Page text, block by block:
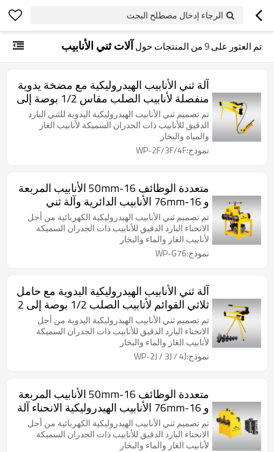
الرجاء إدخال مصطلح البحث
تم العثور على9من المنتجات حولآلات ثني الأنابيب
آلة ثني الأنابيب الهيدروليكية مع مضخة يدوية
منفصلة لأنابيب الصلب مقاس 1/2 بوصة إلى
2 بوصة/3 بوصة/4 بوصة
تم تصميم ثني الأنابيب الهيدروليكية اليدوية للثني البارد
الدقيق للأنابيب ذات الجدران السميكة لأنابيب الغاز
والمياه والبخار
نموذج:WP-2F/3F/4F
متعددة الوظائف 16-50mm الأنابيب المربعة
و 16-76mm الأنابيب الدائرية وآلة ثني
الأنابيب
تم تصميم ثني الأنابيب الهيدروليكية الكهربائية من أجل
الانحناء البارد الدقيق للأنابيب ذات الجدران السميكة
لأنابيب الغاز والماء والبخار
نموذج:WP-G76
آلة ثني الأنابيب الهيدروليكية اليدوية مع حامل
ثلاثي القوائم لأنابيب الصلب 1/2 بوصة إلى 2
بوصة / 3 بوصة / 4 بوصة
تم تصميم ثني الأنابيب الهيدروليكية اليدوية من أجل
الانحناء البارد الدقيق للأنابيب ذات الجدران السميكة
لأنابيب الغاز والماء والبخار
نموذج:WP-2J / 3J / 4J
متعددة الوظائف 16-50mm الأنابيب المربعة
و 16-76mm الأنابيب الهيدروليكية الانحناء آلة
تم تصميم ثني الأنابيب الهيدروليكية الكهربائية من أجل
الانحناء البارد الدقيق للأنابيب ذات الجدران السميكة
لأنابيب الغاز والماء والبخار